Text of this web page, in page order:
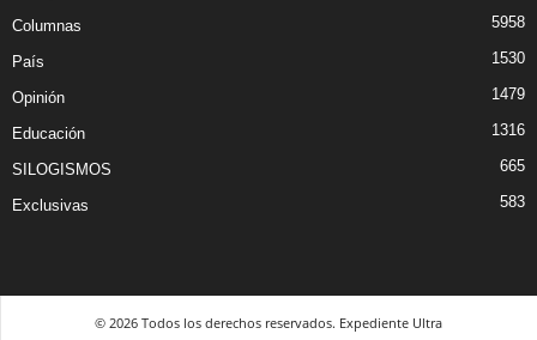
Columnas 5958
País 1530
Opinión 1479
Educación 1316
SILOGISMOS 665
Exclusivas 583
© 2026 Todos los derechos reservados. Expediente Ultra